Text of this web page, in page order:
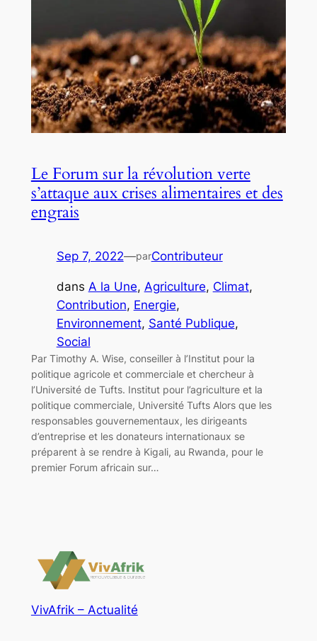
Le Forum sur la révolution verte
s’attaque aux crises alimentaires et des
engrais
Sep 7, 2022—parContributeur
dans A la Une, Agriculture, Climat
Contribution, Energie
Environnement, Santé Publique
Social
Par Timothy A. Wise, conseiller à l’Institut pour la
politique agricole et commerciale et chercheur à
l’Université de Tufts. Institut pour l’agriculture et la
politique commerciale, Université Tufts Alors que les
responsables gouvernementaux, les dirigeants
d’entreprise et les donateurs internationaux se
préparent à se rendre à Kigali, au Rwanda, pour le
premier Forum africain sur…
VivAfrik – Actualité